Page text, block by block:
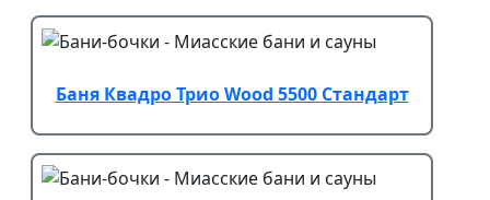
Баня Квадро Трио Wood 5500 Стандарт